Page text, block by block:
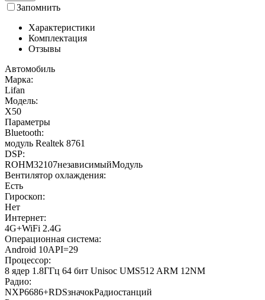
Запомнить
Характеристики
Комплектация
Отзывы
Автомобиль
Марка:
Lifan
Модель:
X50
Параметры
Bluetooth:
модуль Realtek 8761
DSP:
ROHM32107независимыйМодуль
Вентилятор охлаждения:
Есть
Гироскоп:
Нет
Интернет:
4G+WiFi 2.4G
Операционная система:
Android 10API=29
Процессор:
8 ядер 1.8ГГц 64 бит Unisoc UMS512 ARM 12NM
Радио:
NXP6686+RDSзначокРадиостанций